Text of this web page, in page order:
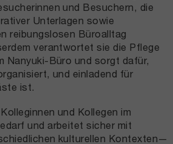
und Besuchern, die
Unterlagen sowie
reibungslosen Büroalltag
verantwortet sie die Pflege
Nanyuki-Büro und sorgt dafür,
und einladend für
ist.
und Kollegen im
und arbeitet sicher mit
kulturellen Kontexten—